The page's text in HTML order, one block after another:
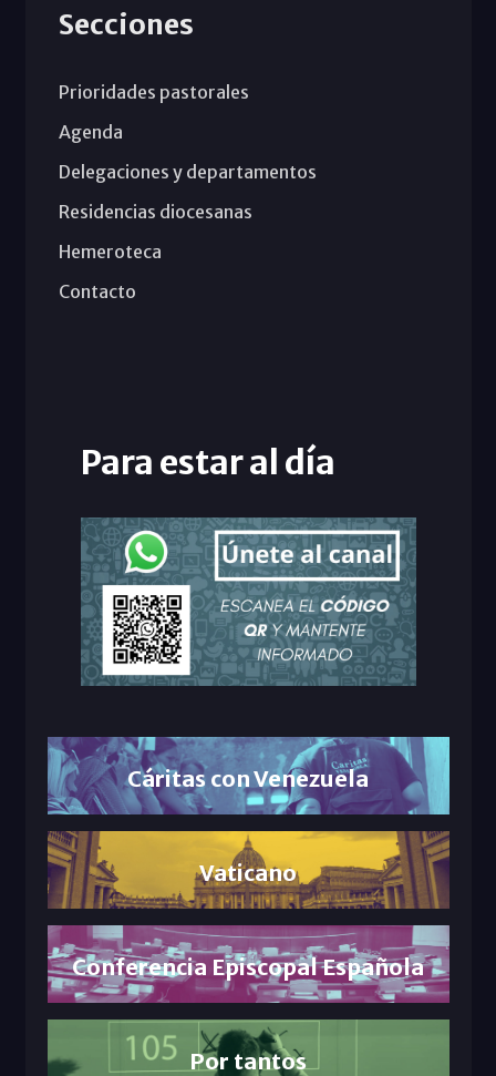
Secciones
Prioridades pastorales
Agenda
Delegaciones y departamentos
Residencias diocesanas
Hemeroteca
Contacto
Para estar al día
Cáritas con Venezuela
Vaticano
Conferencia Episcopal Española
Por tantos